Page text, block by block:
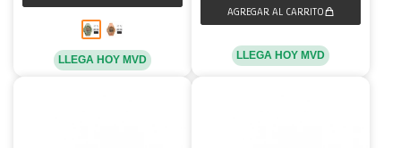
LLEGA HOY MVD LLEGA HOY MVD